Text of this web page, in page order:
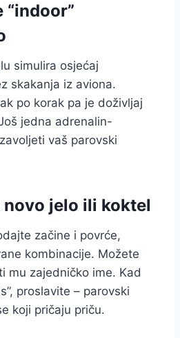
“indoor”
simulira osjećaj
skakanja iz aviona.
po korak pa je doživljaj
jedna adrenalin-
vaš parovski
jelo ili koktel
začine i povrće,
kombinacije. Možete
mu zajedničko ime. Kad
proslavite – parovski
koji pričaju priču.